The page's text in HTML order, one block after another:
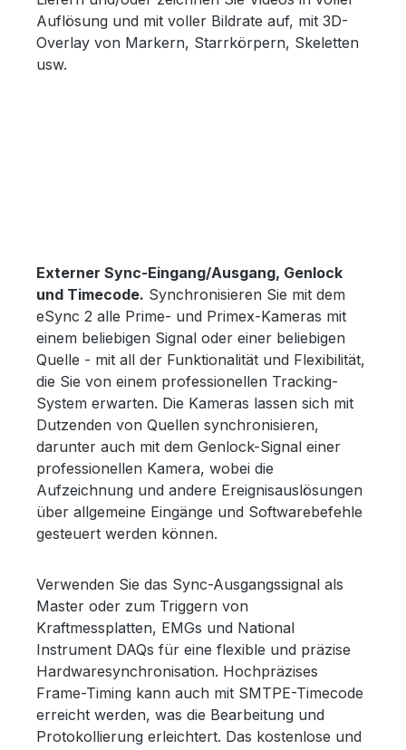
Auflösung und mit voller Bildrate auf, mit 3D-
Overlay von Markern, Starrkörpern, Skeletten
usw.
Externer Sync-Eingang/Ausgang, Genlock
und Timecode. Synchronisieren Sie mit dem
eSync 2 alle Prime- und Primex-Kameras mit
einem beliebigen Signal oder einer beliebigen
Quelle - mit all der Funktionalität und Flexibilität,
die Sie von einem professionellen Tracking-
System erwarten. Die Kameras lassen sich mit
Dutzenden von Quellen synchronisieren,
darunter auch mit dem Genlock-Signal einer
professionellen Kamera, wobei die
Aufzeichnung und andere Ereignisauslösungen
über allgemeine Eingänge und Softwarebefehle
gesteuert werden können.
Verwenden Sie das Sync-Ausgangssignal als
Master oder zum Triggern von
Kraftmessplatten, EMGs und National
Instrument DAQs für eine flexible und präzise
Hardwaresynchronisation. Hochpräzises
Frame-Timing kann auch mit SMTPE-Timecode
erreicht werden, was die Bearbeitung und
Protokollierung erleichtert. Das kostenlose und